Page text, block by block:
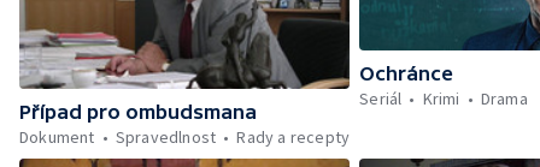
Případ pro ombudsmana
Dokument
Spravedlnost Rady a recepty
Ochránce
Seriál
Krimi Drama